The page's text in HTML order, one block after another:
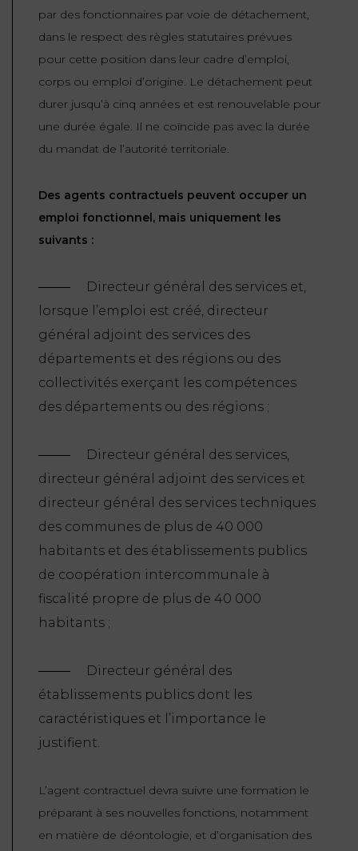
par des fonctionnaires par voie de détachement,
dans le respect des règles statutaires prévues
pour cette position dans leur cadre d’emploi,
corps ou emploi d’origine. Le détachement peut
durer jusqu’à cinq années et est renouvelable pour
une durée égale. Il ne coïncide pas avec la durée
du mandat de l’autorité territoriale.
Des agents contractuels peuvent occuper un
emploi fonctionnel, mais uniquement les
suivants :
Directeur général des services et,
lorsque l’emploi est créé, directeur
général adjoint des services des
départements et des régions ou des
collectivités exerçant les compétences
des départements ou des régions ;
Directeur général des services,
directeur général adjoint des services et
directeur général des services techniques
des communes de plus de 40 000
habitants et des établissements publics
de coopération intercommunale à
fiscalité propre de plus de 40 000
habitants ;
Directeur général des
établissements publics dont les
caractéristiques et l’importance le
justifient.
L’agent contractuel devra suivre une formation le
préparant à ses nouvelles fonctions, notamment
en matière de déontologie, et d’organisation des